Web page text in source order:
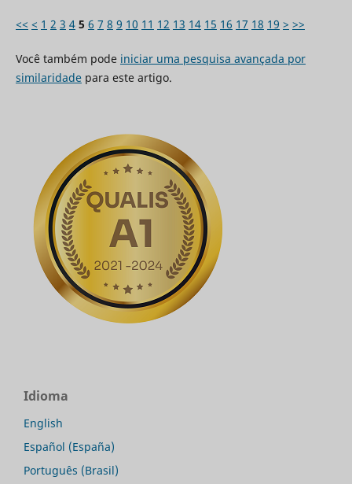
<< < 1 2 3 4 5 6 7 8 9 10 11 12 13 14 15 16 17 18 19 > >>
Você também pode iniciar uma pesquisa avançada por
similaridadepara este artigo.
Idioma
English
Español (España)
Português (Brasil)